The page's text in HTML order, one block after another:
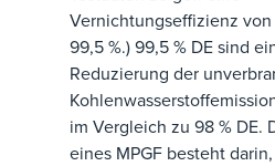
Vernichtungseffizienz von
99,5 %.) 99,5 % DE sind
Reduzierung der
im Vergleich zu 98 % DE.
eines MPGF besteht